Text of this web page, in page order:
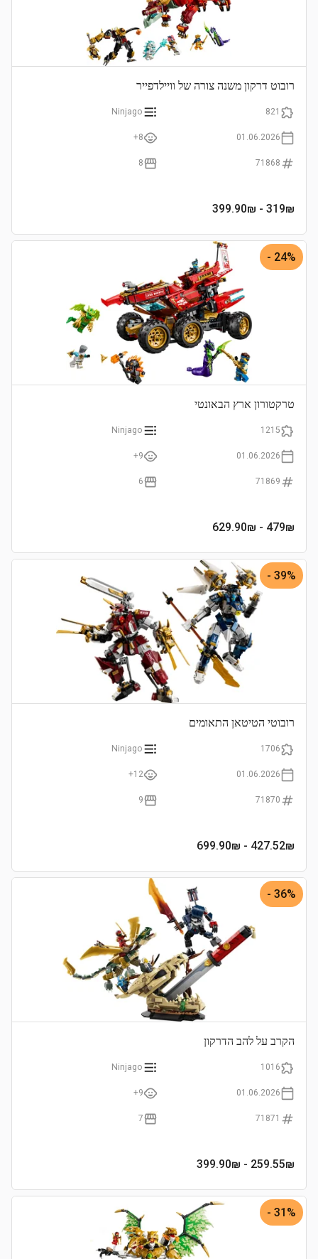
רובוט דרקון משנה צורה של וויילדפייר
821
Ninjago
01.06.2026
8+
71868
8
319₪
- 399.90₪
24% -
טרקטורון ארץ הבאונטי
1215
Ninjago
01.06.2026
9+
71869
6
479₪
- 629.90₪
39% -
רובוטי הטיטאן התאומים
1706
Ninjago
01.06.2026
12+
71870
9
427.52₪
- 699.90₪
36% -
הקרב על להב הדרקון
1016
Ninjago
01.06.2026
9+
71871
7
259.55₪
- 399.90₪
31% -